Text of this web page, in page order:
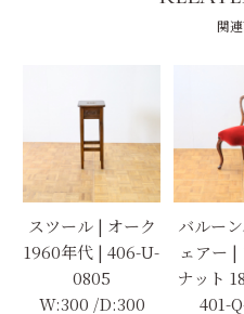
関
スツール | オーク
1960年代 | 406-U-
0805
W:300 /D:300
バルー
ェアー |
ナット
401-